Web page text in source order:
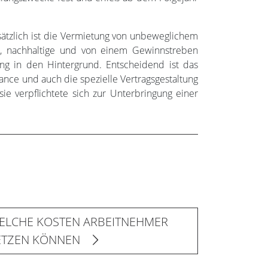
ist die Vermietung von unbeweglichem
und von einem Gewinnstreben
in den Hintergrund. Entscheidend ist das
und auch die spezielle Vertragsgestaltung
verpflichtete sich zur Unterbringung einer
KOSTEN ARBEITNEHMER
KÖNNEN